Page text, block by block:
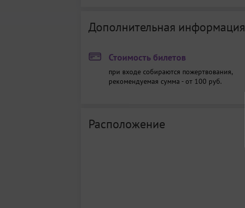
Дополнительная информация
Стоимость билетов
при входе собираются пожертвования,
рекомендуемая сумма - от 100 руб.
Расположение